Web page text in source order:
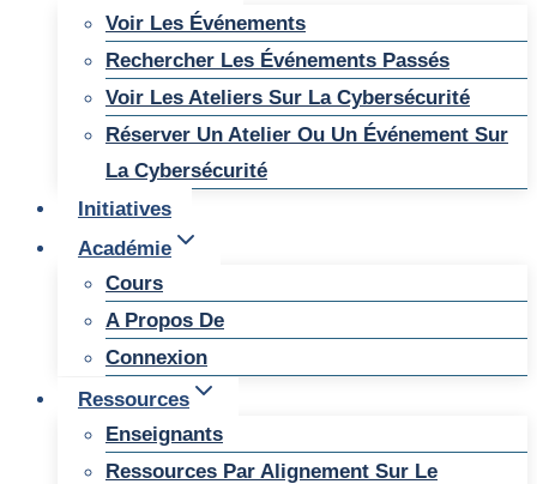
Voir Les Événements
Rechercher Les Événements Passés
Voir Les Ateliers Sur La Cybersécurité
Réserver Un Atelier Ou Un Événement Sur
La Cybersécurité
Initiatives
Académie
Cours
A Propos De
Connexion
Ressources
Enseignants
Ressources Par Alignement Sur Le